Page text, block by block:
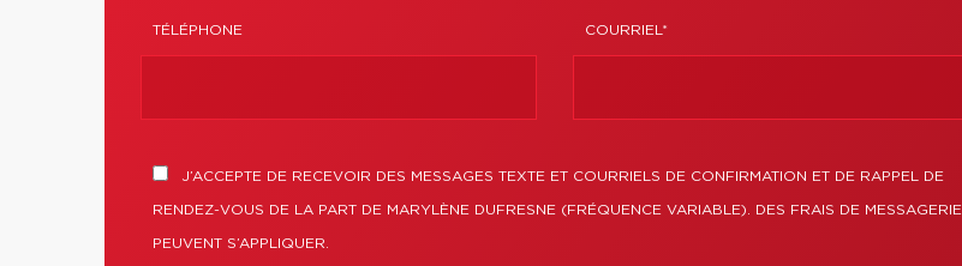
TÉLÉPHONE COURRIEL*
J’ACCEPTE DE RECEVOIR DES MESSAGES TEXTE ET COURRIELS DE CONFIRMATION ET DE RAPPEL DE
RENDEZ-VOUS DE LA PART DE MARYLÈNE DUFRESNE (FRÉQUENCE VARIABLE). DES FRAIS DE MESSAGERIE
PEUVENT S’APPLIQUER.